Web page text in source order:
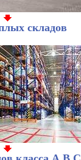
складов